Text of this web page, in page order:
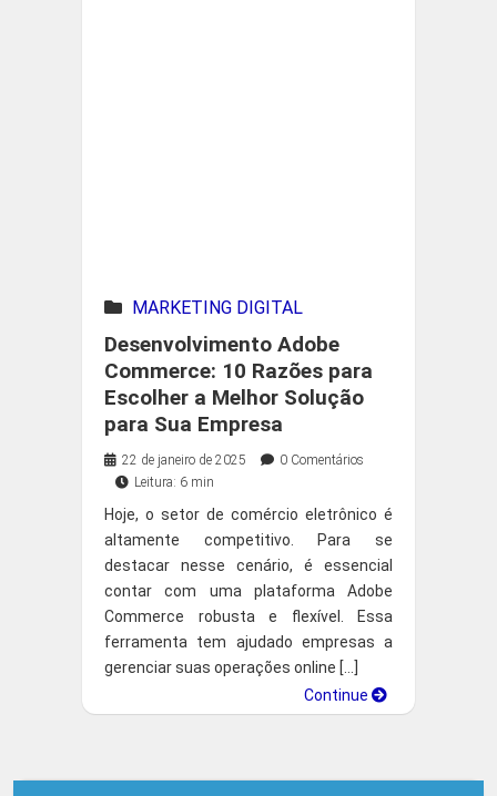
MARKETING DIGITAL
Desenvolvimento Adobe
Commerce: 10 Razões para
Escolher a Melhor Solução
para Sua Empresa
22 de janeiro de 2025
0 Comentários
Leitura: 6 min
Hoje, o setor de comércio eletrônico é
altamente competitivo. Para se
destacar nesse cenário, é essencial
contar com uma plataforma Adobe
Commerce robusta e flexível. Essa
ferramenta tem ajudado empresas a
gerenciar suas operações online […]
Continue